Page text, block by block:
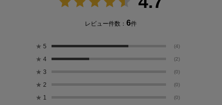
レビュー件数：6件
★ 5 (4)
★ 4 (2)
★ 3 (0)
★ 2 (0)
★ 1 (0)